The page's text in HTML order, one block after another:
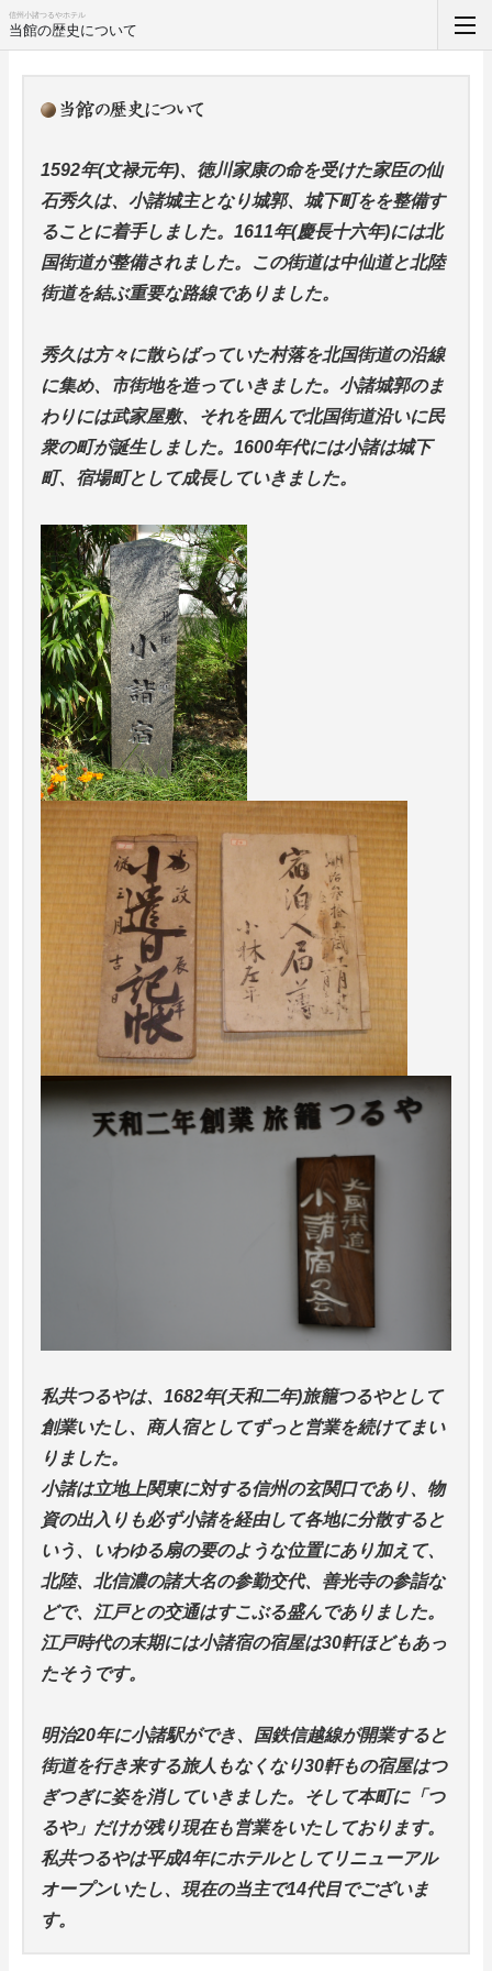
信州小諸つるやホテル
当館の歴史について
トップページ
当館自慢料理
つるや古今
周辺観光案内
1592年(文禄元年)、徳川家康の命を受けた家臣の仙
石秀久は、小諸城主となり城郭、城下町をを整備す
ることに着手しました。1611年(慶長十六年)には北
国街道が整備されました。この街道は中仙道と北陸
街道を結ぶ重要な路線でありました。
秀久は方々に散らばっていた村落を北国街道の沿線
に集め、市街地を造っていきました。小諸城郭のま
わりには武家屋敷、それを囲んで北国街道沿いに民
衆の町が誕生しました。1600年代には小諸は城下
町、宿場町として成長していきました。
私共つるやは、1682年(天和二年)旅籠つるやとして
創業いたし、商人宿としてずっと営業を続けてまい
りました。
小諸は立地上関東に対する信州の玄関口であり、物
資の出入りも必ず小諸を経由して各地に分散すると
いう、いわゆる扇の要のような位置にあり加えて、
北陸、北信濃の諸大名の参勤交代、善光寺の参詣な
どで、江戸との交通はすこぶる盛んでありました。
江戸時代の末期には小諸宿の宿屋は30軒ほどもあっ
たそうです。
明治20年に小諸駅ができ、国鉄信越線が開業すると
街道を行き来する旅人もなくなり30軒もの宿屋はつ
ぎつぎに姿を消していき ました。
そして本町に「つ
るや」だけが残り現在も営業をいたしております。
私共つるやは平成4年にホテルとしてリニューアル
オープンいたし、現在の当主で14代目でございま
す。